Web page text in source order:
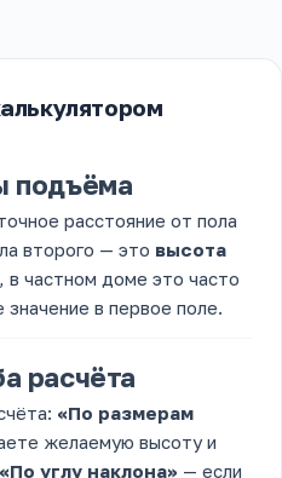
подъёма
расстояние от пола
второго — это высота
в частном доме это часто
в первое поле.
расчёта
«По размерам
желаемую высоту и
«По углу наклона» — если